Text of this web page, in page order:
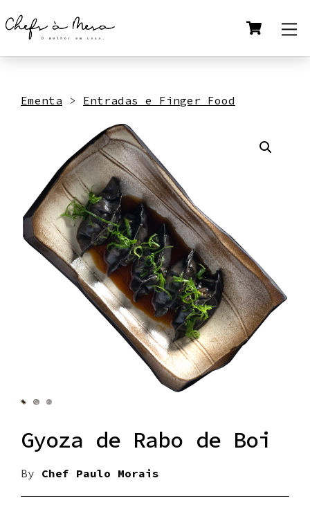
to
content
Cart
Ementa > Entradas e Finger Food
Gyoza de Rabo de Boi
By Chef Paulo Morais